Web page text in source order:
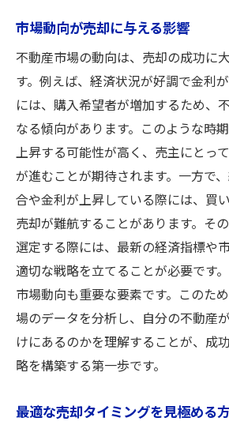
市場動向が売却に与える影響
不動産市場の動向は、売却の成功に
す。例えば、経済状況が好調で金利
には、購入希望者が増加するため、
なる傾向があります。このような時
上昇する可能性が高く、売主にとっ
が進むことが期待されます。一方で
合や金利が上昇している際には、買
売却が難航することがあります。そ
選定する際には、最新の経済指標や
適切な戦略を立てることが必要です
市場動向も重要な要素です。このた
場のデータを分析し、自分の不動産
けにあるのかを理解することが、成
略を構築する第一歩です。
最適な売却タイミングを見極める